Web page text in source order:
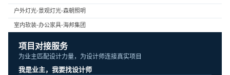
户外灯光-景观灯光-森朝照明
室内软装-办公家具-海邦集团
项目对接服务
为业主匹配设计力量，为设计师连接真实项目
我是业主，我要找设计师